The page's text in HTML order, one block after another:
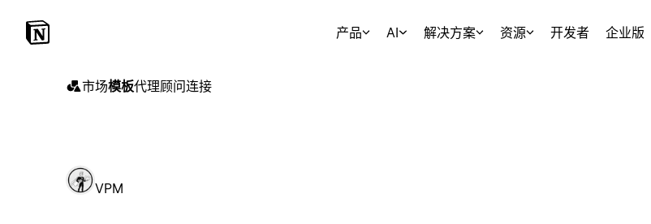
产品 AI 解决方案 资源 开发者 企业版
市场模板代理顾问连接
VPM